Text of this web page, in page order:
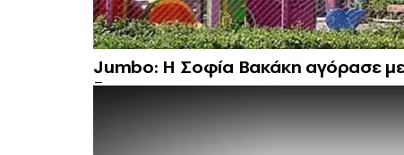
Jumbo: Η Σοφία Βακάκη αγόρασε